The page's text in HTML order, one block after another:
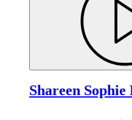
Shareen Sophie